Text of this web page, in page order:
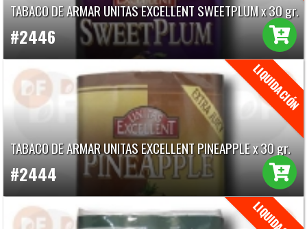
TABACO DE ARMAR UNITAS EXCELLENT SWEETPLUM x 30 gr.
#2446
TABACO DE ARMAR UNITAS EXCELLENT PINEAPPLE x 30 gr.
#2444